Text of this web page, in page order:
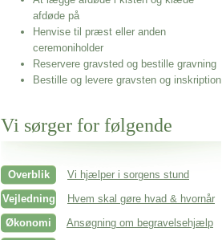
afdøde på
Henvise til præst eller anden
ceremoniholder
Reservere gravsted og bestille gravning
Bestille og levere gravsten og inskription
Vi sørger for følgende
Overblik
Vi hjælper i sorgens stund
Vejledning
Hvem skal gøre hvad & hvornår
Økonomi
Ansøgning om begravelsehjælp